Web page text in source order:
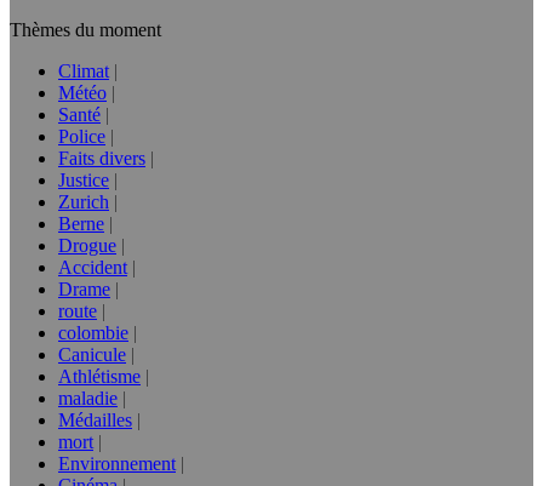
Thèmes du moment
Climat
Météo
Santé
Police
Faits divers
Justice
Zurich
Berne
Drogue
Accident
Drame
route
colombie
Canicule
Athlétisme
maladie
Médailles
mort
Environnement